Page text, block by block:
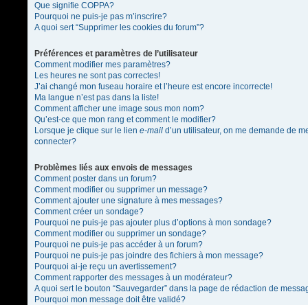
Que signifie COPPA?
Pourquoi ne puis-je pas m’inscrire?
A quoi sert “Supprimer les cookies du forum”?
Préférences et paramètres de l’utilisateur
Comment modifier mes paramètres?
Les heures ne sont pas correctes!
J’ai changé mon fuseau horaire et l’heure est encore incorrecte!
Ma langue n’est pas dans la liste!
Comment afficher une image sous mon nom?
Qu’est-ce que mon rang et comment le modifier?
Lorsque je clique sur le lien e-mail d’un utilisateur, on me demande de
connecter?
Problèmes liés aux envois de messages
Comment poster dans un forum?
Comment modifier ou supprimer un message?
Comment ajouter une signature à mes messages?
Comment créer un sondage?
Pourquoi ne puis-je pas ajouter plus d’options à mon sondage?
Comment modifier ou supprimer un sondage?
Pourquoi ne puis-je pas accéder à un forum?
Pourquoi ne puis-je pas joindre des fichiers à mon message?
Pourquoi ai-je reçu un avertissement?
Comment rapporter des messages à un modérateur?
A quoi sert le bouton “Sauvegarder” dans la page de rédaction de
Pourquoi mon message doit être validé?